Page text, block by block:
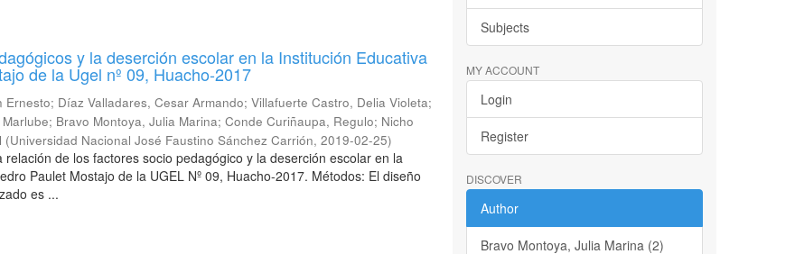
y la deserción escolar en la Institución Educativa
de la Ugel nº 09, Huacho-2017
Ernesto; Díaz Valladares, Cesar Armando;Villafuerte Castro, Delia Violeta;
; Bravo Montoya, Julia Marina;Conde Curiñaupa, Regulo; Nicho
(Universidad Nacional José Faustino Sánchez Carrión,2019-02-25)
relación de los factores socio pedagógico y la deserción escolar en la
Paulet Mostajo de la UGEL Nº 09, Huacho-2017. Métodos: El diseño
es ...
Subjects
MY ACCOUNT
Login
Register
DISCOVER
Author
Bravo Montoya, Julia Marina (2)